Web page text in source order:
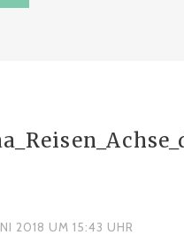
2018 UM 15:43 UHR